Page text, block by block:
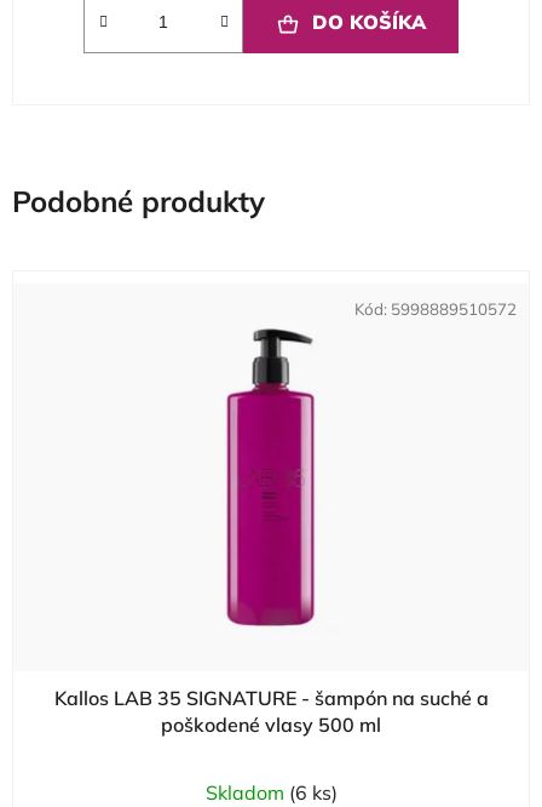
DO KOŠÍKA
Podobné produkty
Kallos LAB 35 SIGNATURE - šampón na suché a
poškodené vlasy 500 ml
Skladom (6 ks)
Kód: 5998889510572